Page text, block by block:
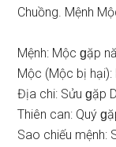
Chuồng. Mệnh
Mệnh: Mộc ɡặp
Mộc (Mộc bị
Địa chi: Sửu ɡặp
Thiên can: Quý
Sao chiếu mệnh: